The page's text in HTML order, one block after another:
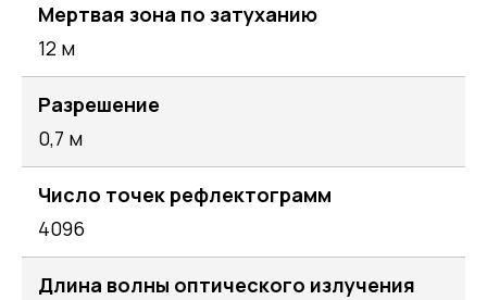
Мертвая зона по затуханию
12 м
Разрешение
0,7 м
Число точек рефлектограмм
4096
Длина волны оптического излучения